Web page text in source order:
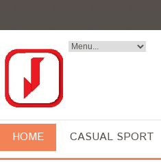
HOME CASUAL SPORT